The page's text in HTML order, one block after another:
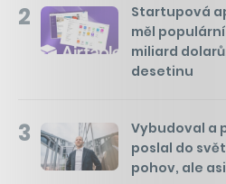
2
Startupová
měl
miliard
desetinu
3
Vybudoval a
poslal do
pohov, ale